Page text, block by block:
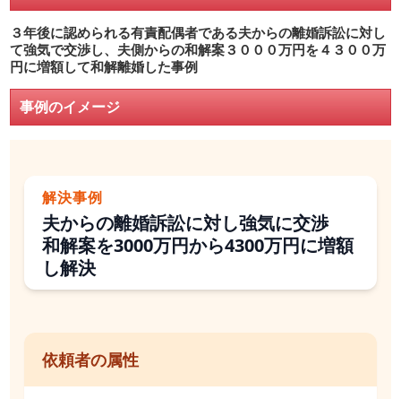
３年後に認められる有責配偶者である夫からの離婚訴訟に対し
て強気で交渉し、夫側からの和解案３０００万円を４３００万
円に増額して和解離婚した事例
事例のイメージ
解決事例
夫からの離婚訴訟に対し強気に交渉
和解案を3000万円から4300万円に増額
し解決
依頼者の属性